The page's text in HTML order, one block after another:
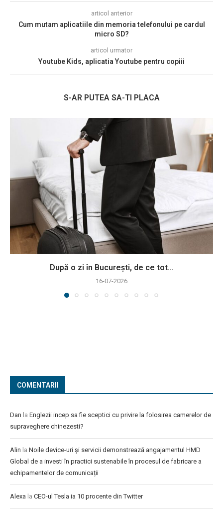
articol anterior
Cum mutam aplicatiile din memoria telefonului pe cardul
micro SD?
articol urmator
Youtube Kids, aplicatia Youtube pentru copiii
S-AR PUTEA SA-TI PLACA
După o zi în București, de ce tot...
16-07-2026
COMENTARII
Dan la Englezii incep sa fie sceptici cu privire la folosirea camerelor de
supraveghere chinezesti?
Alin la Noile device-uri și servicii demonstrează angajamentul HMD
Global de a investi în practici sustenabile în procesul de fabricare a
echipamentelor de comunicații
Alexa la CEO-ul Tesla ia 10 procente din Twitter